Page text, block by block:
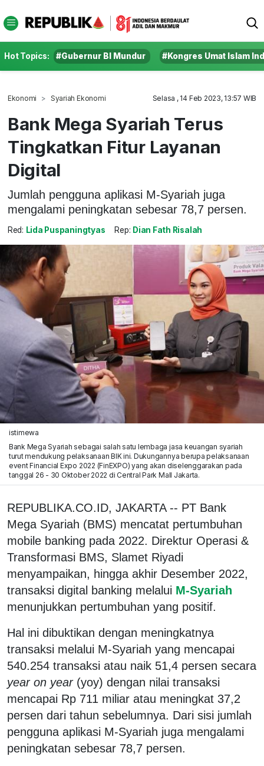
Hot Topics: #Gubernur BI Mundur #Kongres Umat Islam
Ekonomi Syariah Ekonomi Selasa , 14 Feb 2023, 13:57 WIB
Bank Mega Syariah Terus
Tingkatkan Fitur Layanan
Digital
Jumlah pengguna aplikasi M-Syariah juga
mengalami peningkatan sebesar 78,7 persen.
Red: Lida Puspaningtyas Rep: Dian Fath Risalah
istimewa
Bank Mega Syariah sebagai salah satu lembaga jasa keuangan syariah
turut mendukung pelaksanaan BIK ini. Dukungannya berupa pelaksanaan
event Financial Expo 2022 (FinEXPO) yang akan diselenggarakan pada
tanggal 26 - 30 Oktober 2022 di Central Park Mall Jakarta.
REPUBLIKA.CO.ID, JAKARTA -- PT Bank
Mega Syariah (BMS) mencatat pertumbuhan
mobile banking pada 2022. Direktur Operasi &
Transformasi BMS, Slamet Riyadi
menyampaikan, hingga akhir Desember 2022,
transaksi digital banking melalui M-Syariah
menunjukkan pertumbuhan yang positif.
Hal ini dibuktikan dengan meningkatnya
transaksi melalui M-Syariah yang mencapai
540.254 transaksi atau naik 51,4 persen secara
year on year(yoy) dengan nilai transaksi
mencapai Rp 711 miliar atau meningkat 37,2
persen dari tahun sebelumnya. Dari sisi jumlah
pengguna aplikasi M-Syariah juga mengalami
peningkatan sebesar 78,7 persen.